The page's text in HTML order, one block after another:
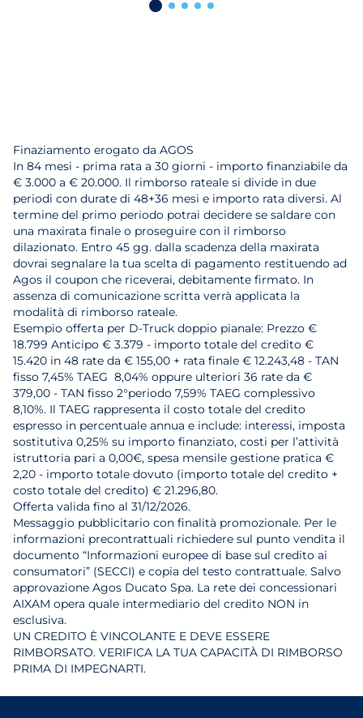
Finaziamento erogato da AGOS
In 84 mesi - prima rata a 30 giorni - importo finanziabile da
€ 3.000 a € 20.000. Il rimborso rateale si divide in due
periodi con durate di 48+36 mesi e importo rata diversi. Al
termine del primo periodo potrai decidere se saldare con
una maxirata finale o proseguire con il rimborso
dilazionato. Entro 45 gg. dalla scadenza della maxirata
dovrai segnalare la tua scelta di pagamento restituendo ad
Agos il coupon che riceverai, debitamente firmato. In
assenza di comunicazione scritta verrà applicata la
modalità di rimborso rateale.
Esempio offerta per D-Truck doppio pianale: Prezzo €
18.799 Anticipo € 3.379 - importo totale del credito €
15.420 in 48 rate da € 155,00 + rata finale € 12.243,48 - TAN
fisso 7,45% TAEG 8,04% oppure ulteriori 36 rate da €
379,00 - TAN fisso 2°periodo 7,59% TAEG complessivo
8,10%. Il TAEG rappresenta il costo totale del credito
espresso in percentuale annua e include: interessi, imposta
sostitutiva 0,25% su importo finanziato, costi per l’attività
istruttoria pari a 0,00€, spesa mensile gestione pratica €
2,20 - importo totale dovuto (importo totale del credito +
costo totale del credito) € 21.296,80.
Offerta valida fino al 31/12/2026.
Messaggio pubblicitario con finalità promozionale. Per le
informazioni precontrattuali richiedere sul punto vendita il
documento “Informazioni europee di base sul credito ai
consumatori” (SECCI) e copia del testo contrattuale. Salvo
approvazione Agos Ducato Spa. La rete dei concessionari
AIXAM opera quale intermediario del credito NON in
esclusiva.
UN CREDITO È VINCOLANTE E DEVE ESSERE
RIMBORSATO. VERIFICA LA TUA CAPACITÀ DI RIMBORSO
PRIMA DI IMPEGNARTI.